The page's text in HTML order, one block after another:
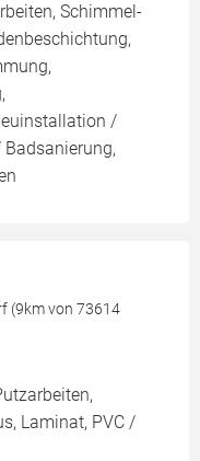
Schimmel-
/
Badsanierung,
(9km von 73614
Laminat, PVC /